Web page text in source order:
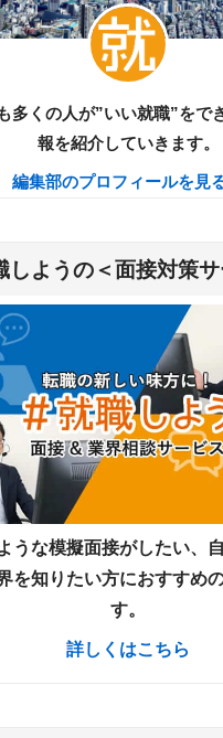
多くの人が”いい就職”をで
報を紹介していきます。
編集部のプロフィールを見
しようの＜面接対策サ
うな模擬面接がしたい、
を知りたい方におすすめ
す。
詳しくはこちら